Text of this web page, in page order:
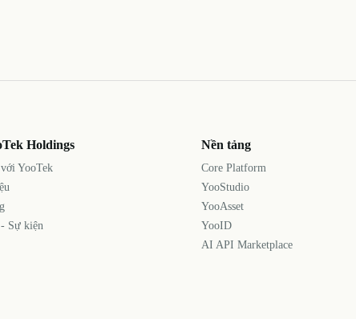
Holdings
YooTek
Sự kiện
Nền tảng
Core Platform
YooStudio
YooAsset
YooID
AI API Marketplace